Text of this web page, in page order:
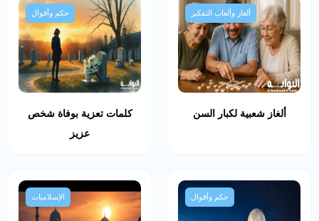
ألغاز وألعاب التفكير
ألغاز شعبية لكبار السن
حكم وأقوال
كلمات تعزية بوفاة شخص
عزيز
حكم وأقوال الإسلاميات